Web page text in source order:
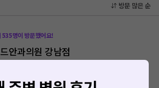
방문 많은 순
535명이 방문했어요!
안과의원 강남점